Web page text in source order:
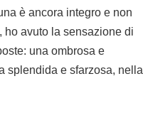
è ancora integro e non
ho avuto la sensazione di
una ombrosa e
splendida e sfarzosa, nella